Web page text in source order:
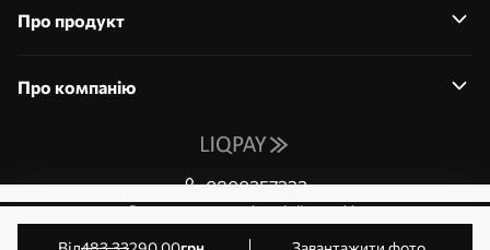
Про продукт
Про компанію
0800357223
Редагування дозволів на файли cookie
© 2011-2026 Art-holst. Усі права захищені. Власник: